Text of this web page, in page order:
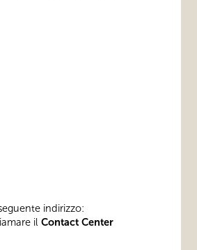
indirizzo:
il Contact Center